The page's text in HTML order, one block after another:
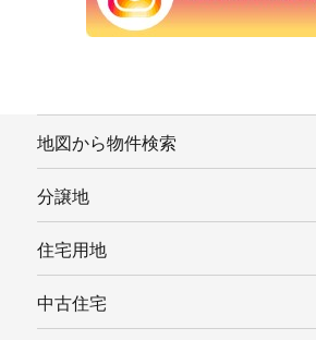
地図から物件検索
分譲地
住宅用地
中古住宅